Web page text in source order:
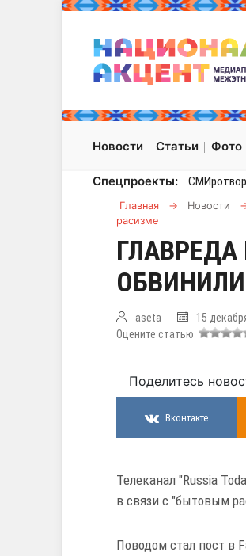
Новости Статьи Фото
Спецпроекты:
Главная → Новости
расизме
aseta 15
Оцените статью
Поделитесь
Вконтакте
Телеканал "Russia
в связи с "бытовым
Поводом стал пост в